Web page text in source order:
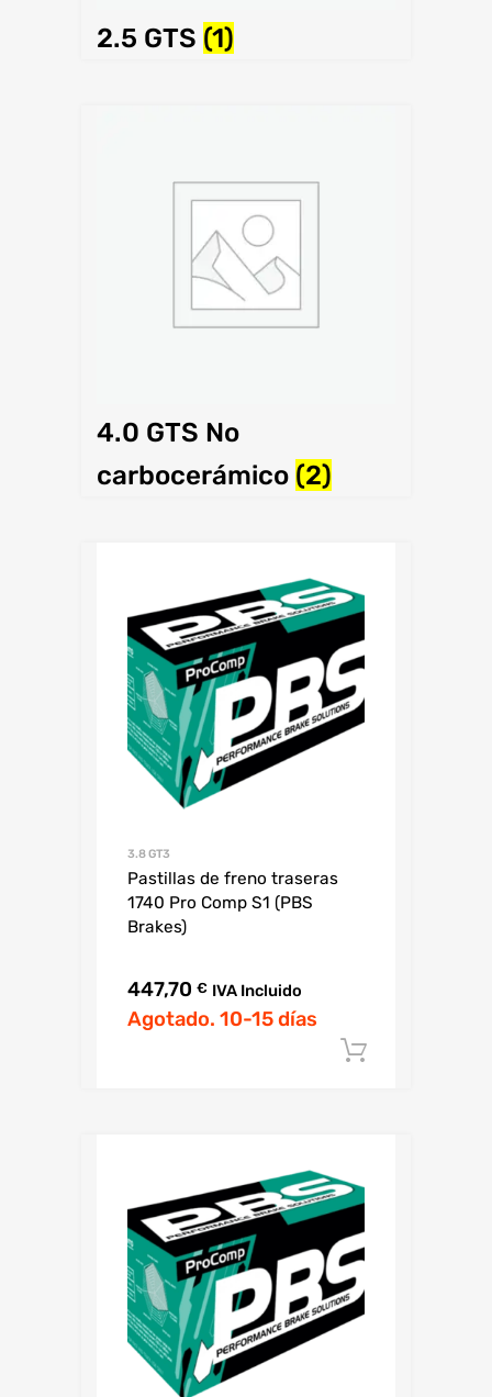
2.5 GTS (1)
4.0 GTS No
carbocerámico (2)
3.8 GT3
Pastillas de freno traseras
1740 Pro Comp S1 (PBS
Brakes)
447,70 € IVA Incluido
Agotado. 10-15 días